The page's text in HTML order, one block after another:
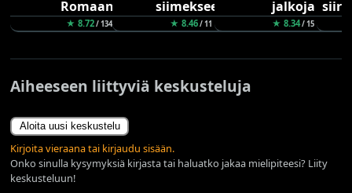
★ 8.72/ 134 ★ 8.46/ 11 ★ 8.34/ 15
Aiheeseen liittyviä keskusteluja
Aloita uusi keskustelu
Kirjoita vieraana tai kirjaudu sisään.
Onko sinulla kysymyksiä kirjasta tai haluatko jakaa mielipiteesi? Liity
keskusteluun!